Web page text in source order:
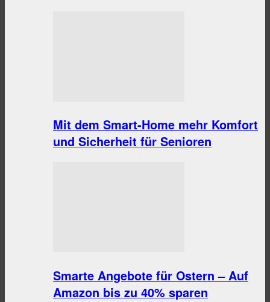
Mit dem Smart-Home mehr Komfort
und Sicherheit für Senioren
Smarte Angebote für Ostern – Auf
Amazon bis zu 40% sparen